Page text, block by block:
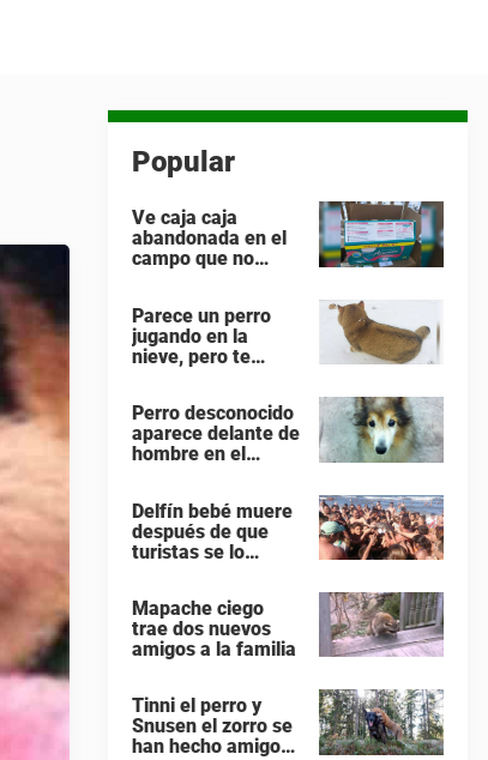
Popular
Ve caja caja
abandonada en el
campo que no
encuentra con lo
impensable
Parece un perro
jugando en la
nieve, pero te
animal se da la
vuelta!
Perro desconocido
aparece delante de
hombre en el
de inmediato
Delfín bebé muere
después de que
turistas se lo
selfies
Mapache ciego
trae dos nuevos
amigos a la familia
Tinni el perro y
Snusen el zorro se
han hecho amigos